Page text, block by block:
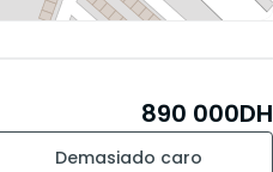
890 000DH
Demasiado caro